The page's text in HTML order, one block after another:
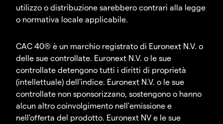
utilizzo o distribuzione sarebbero contrari alla legge
o normativa locale applicabile.
CAC 40® è un marchio registrato di Euronext N.V. o
delle sue controllate. Euronext N.V. o le sue
controllate detengono tutti i diritti di proprietà
(intellettuale) dell'indice. Euronext N.V. o le sue
controllate non sponsorizzano, sostengono o hanno
alcun altro coinvolgimento nell'emissione e
nell'offerta del prodotto. Euronext NV e le sue